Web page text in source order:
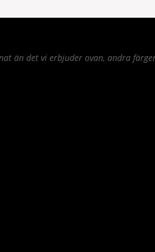
än det vi erbjuder ovan, andra